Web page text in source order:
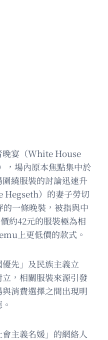
晚宴（White House
場內原本焦點集中於
繞服裝的討論迅速升
Hegseth）的妻子勞切
一條晚裝，被指與中
約42元的服裝極為相
上更低價的款式。
先」及民族主義立
，相關服裝來源引發
消費選擇之間出現明
主義名媛」的網絡人